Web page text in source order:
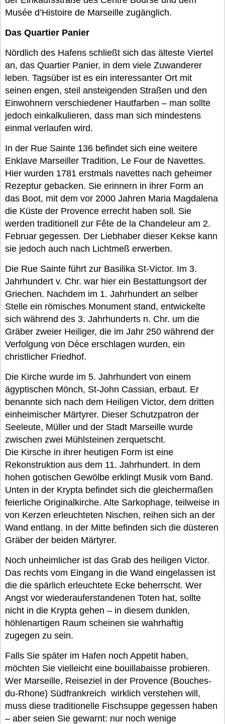
Musée d’Histoire de Marseille zugänglich.
Das Quartier Panier
Nördlich des Hafens schließt sich das älteste Viertel
an, das Quartier Panier, in dem viele Zuwanderer
leben. Tagsüber ist es ein interessanter Ort mit
seinen engen, steil ansteigenden Straßen und den
Einwohnern verschiedener Hautfarben – man sollte
jedoch einkalkulieren, dass man sich mindestens
einmal verlaufen wird.
In der Rue Sainte 136 befindet sich eine weitere
Enklave Marseiller Tradition, Le Four de Navettes.
Hier wurden 1781 erstmals navettes nach geheimer
Rezeptur gebacken. Sie erinnern in ihrer Form an
das Boot, mit dem vor 2000 Jahren Maria Magdalena
die Küste der Provence errecht haben soll. Sie
werden traditionell zur Fête de la Chandeleur am 2.
Februar gegessen. Der Liebhaber dieser Kekse kann
sie jedoch auch nach Lichtmeß erwerben.
Die Rue Sainte führt zur Basilika St-Victor. Im 3.
Jahrhundert v. Chr. war hier ein Bestattungsort der
Griechen. Nachdem im 1. Jahrhundert an selber
Stelle ein römisches Monument stand, entwickelte
sich während des 3. Jahrhunderts n. Chr. um die
Gräber zweier Heiliger, die im Jahr 250 während der
Verfolgung von Dèce erschlagen wurden, ein
christlicher Friedhof.
Die Kirche wurde im 5. Jahrhundert von einem
ägyptischen Mönch, St-John Cassian, erbaut. Er
benannte sich nach dem Heiligen Victor, dem dritten
einheimischer Märtyrer. Dieser Schutzpatron der
Seeleute, Müller und der Stadt Marseille wurde
zwischen zwei Mühlsteinen zerquetscht.
Die Kirsche in ihrer heutigen Form ist eine
Rekonstruktion aus dem 11. Jahrhundert. In dem
hohen gotischen Gewölbe erklingt Musik vom Band.
Unten in der Krypta befindet sich die gleichermaßen
feierliche Originalkirche. Alte Sarkophage, teilweise in
von Kerzen erleuchteten Nischen, reihen sich an der
Wand entlang. In der Mitte befinden sich die düsteren
Gräber der beiden Märtyrer.
Noch unheimlicher ist das Grab des heiligen Victor.
Das rechts vom Eingang in die Wand eingelassen ist
die die spärlich erleuchtete Ecke beherrscht. Wer
Angst vor wiederauferstandenen Toten hat, sollte
nicht in die Krypta gehen – in diesem dunklen,
höhlenartigen Raum scheinen sie wahrhaftig
zugegen zu sein.
Falls Sie später im Hafen noch Appetit haben,
möchten Sie vielleicht eine bouillabaisse probieren.
Wer Marseille, Reiseziel in der Provence (Bouches-
du-Rhone) Südfrankreich wirklich verstehen will,
muss diese traditionelle Fischsuppe gegessen haben
– aber seien Sie gewarnt: nur noch wenige